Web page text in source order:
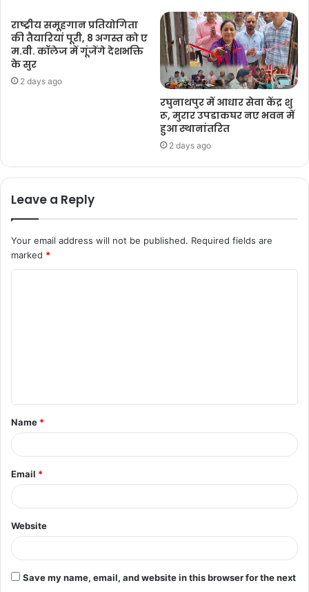
राष्ट्रीय समूहगान प्रतियोगिता
की तैयारियां पूरी, 8 अगस्त को ए
म.वी. कॉलेज में गूंजेंगे देशभक्ति
के सुर
2 days ago
रघुनाथपुर में आधार सेवा केंद्र शु
रू, मुरार उपडाकघर नए भवन में
हुआ स्थानांतरित
2 days ago
Leave a Reply
Your email address will not be published. Required fields are
marked *
Name *
Email *
Website
Save my name, email, and website in this browser for the next